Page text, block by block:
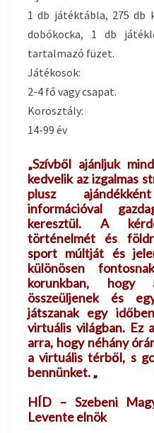
1 db játéktábla, 275 db
dobókocka, 1 db
tartalmazó füzet.
Játékosok:
2-4 fő vagy csapat.
Korosztály:
14-99 év
„Szívből ajánljuk
kedvelik az izgalmas
plusz
információval
keresztül. A
történelmét és
sport múltját és
különösen
korunkban, hogy
összeüljenek és
játszanak egy
virtuális világban. Ez
arra, hogy néhány
a virtuális térből, s
bennünket. „
HÍD – Szebeni
Levente elnök